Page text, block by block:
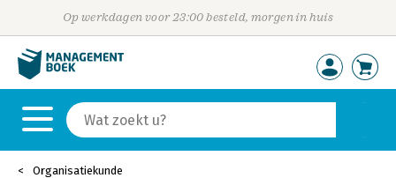
Op werkdagen voor 23:00 besteld, morgen in huis
Organisatiekunde